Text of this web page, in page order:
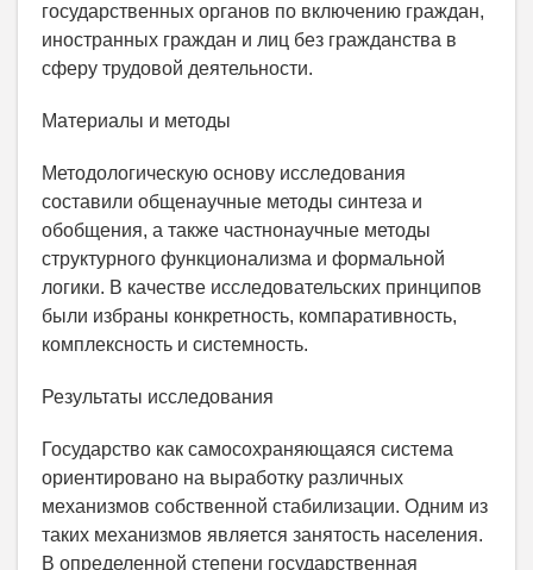
государственных органов по включению граждан,
иностранных граждан и лиц без гражданства в
сферу трудовой деятельности.
Материалы и методы
Методологическую основу исследования
составили общенаучные методы синтеза и
обобщения, а также частнонаучные методы
структурного функционализма и формальной
логики. В качестве исследовательских принципов
были избраны конкретность, компаративность,
комплексность и системность.
Результаты исследования
Государство как самосохраняющаяся система
ориентировано на выработку различных
механизмов собственной стабилизации. Одним из
таких механизмов является занятость населения.
В определенной степени государственная